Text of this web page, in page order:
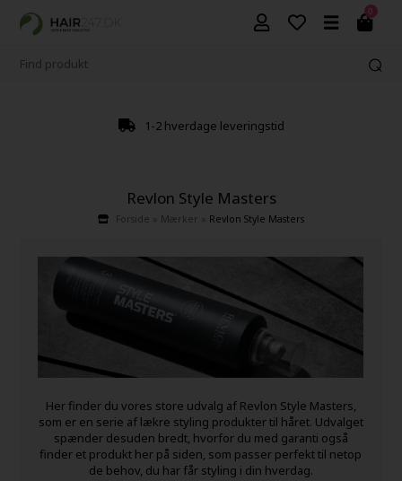
0
1-2 hverdage leveringstid
Revlon Style Masters
Forside Mærker Revlon Style Masters
Her finder du vores store udvalg af Revlon Style Masters,
som er en serie af lækre styling produkter til håret. Udvalget
spænder desuden bredt, hvorfor du med garanti også
finder et produkt her på siden, som passer perfekt til netop
de behov, du har får styling i din hverdag.